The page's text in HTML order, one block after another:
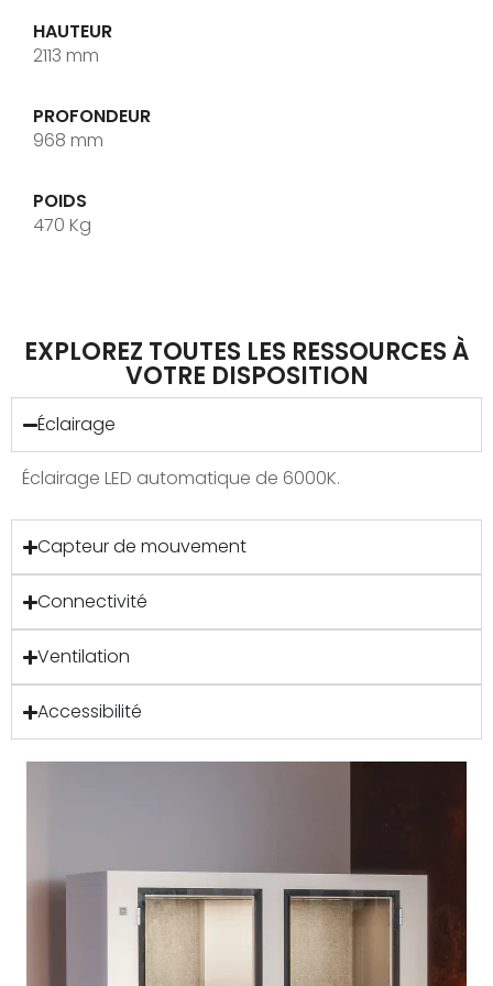
HAUTEUR
2113 mm
PROFONDEUR
968 mm
POIDS
470 Kg
EXPLOREZ TOUTES LES RESSOURCES À
VOTRE DISPOSITION
Éclairage
Éclairage LED automatique de 6000K.
Capteur de mouvement
Connectivité
Ventilation
Accessibilité